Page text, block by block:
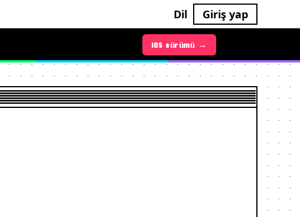
Dil Giriş yap
Android sürümü →
iOS sürümü →